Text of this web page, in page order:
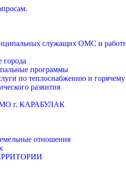
служащих ОМС и
города
программы
по теплоснабжению и
развития
г. КАРАБУЛАК
отношения